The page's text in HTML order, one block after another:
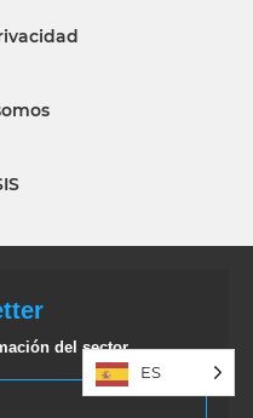
del sector
ES